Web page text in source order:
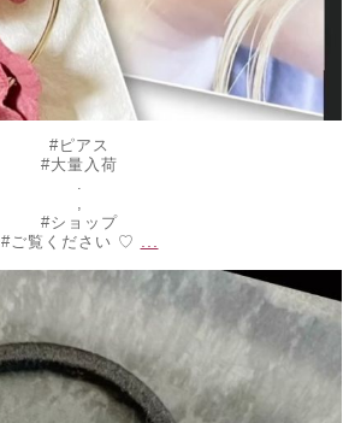
#ピアス
#大量入荷
.
,
#ショップ
#ご覧ください ♡